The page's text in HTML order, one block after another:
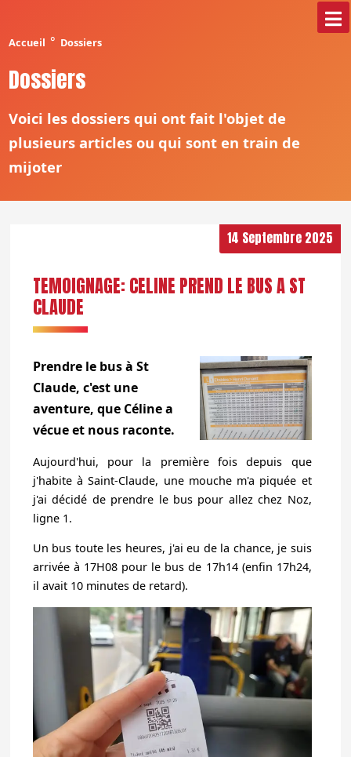
Accueil ° Dossiers
Dossiers
Voici les dossiers qui ont fait l'objet de
plusieurs articles ou qui sont en train de
mijoter
14 Septembre 2025
TEMOIGNAGE: CELINE PREND LE BUS A ST
CLAUDE
Prendre le bus à St
Claude, c'est une
aventure, que Céline a
vécue et nous raconte.
Aujourd'hui, pour la première fois depuis que
j'habite à Saint-Claude, une mouche m'a piquée et
j'ai décidé de prendre le bus pour allez chez Noz,
ligne 1.
Un bus toute les heures, j'ai eu de la chance, je suis
arrivée à 17H08 pour le bus de 17h14 (enfin 17h24,
il avait 10 minutes de retard).